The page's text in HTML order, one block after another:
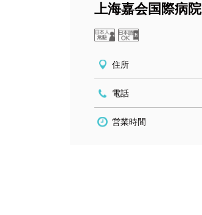
上海嘉会国際病院
住所
電話
営業時間